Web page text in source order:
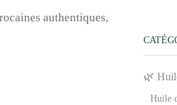
authentiques,
🌿
Huile